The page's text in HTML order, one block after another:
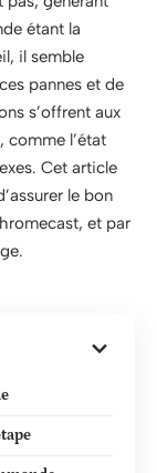
étant la
il semble
pannes et de
s’offrent aux
comme l’état
Cet article
le bon
et par